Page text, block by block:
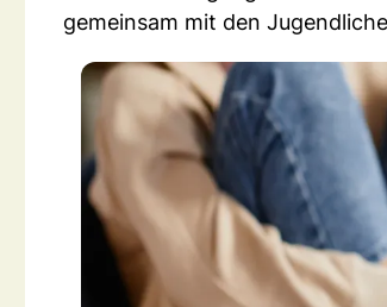
gemeinsam mit den